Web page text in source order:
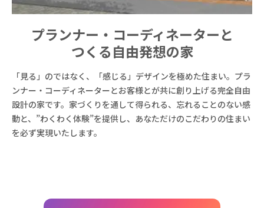
プランナー・コーディネーターと
つくる自由発想の家
「見る」のではなく、「感じる」デザインを極めた住まい。プラ
ンナー・コーディネーターとお客様とが共に創り上げる完全自由
設計の家です。家づくりを通して得られる、忘れることのない感
動と、”わくわく体験”を提供し、あなただけのこだわりの住まい
を必ず実現いたします。